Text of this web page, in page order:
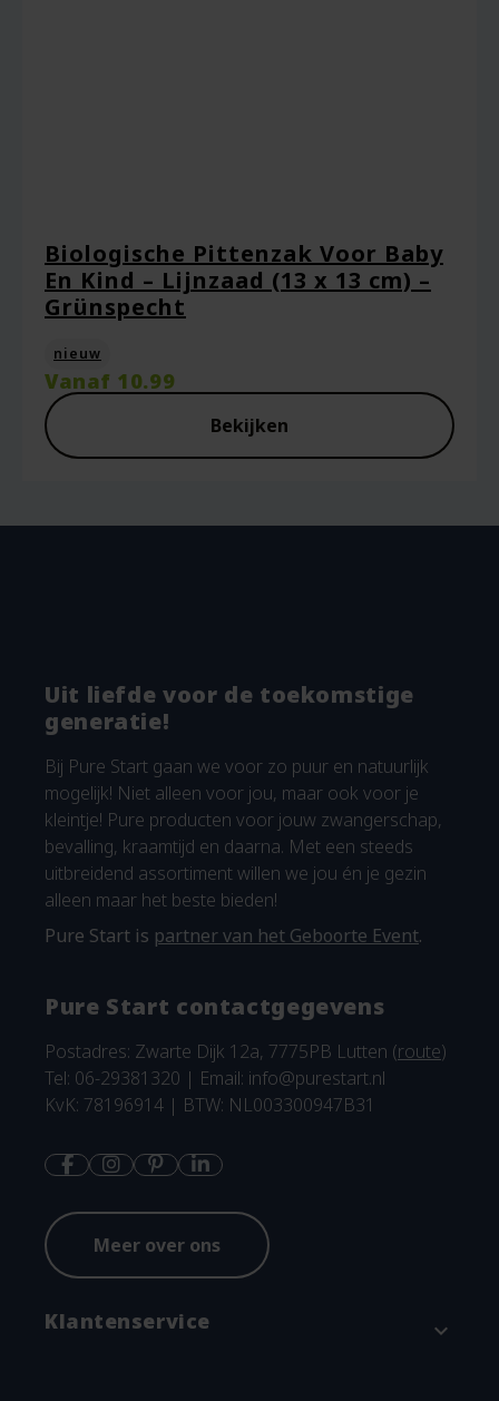
Biologische Pittenzak Voor Baby
En Kind – Lijnzaad (13 x 13 cm) –
Grünspecht
nieuw
Vanaf 10.99
Bekijken
Uit liefde voor de toekomstige
generatie!
Bij Pure Start gaan we voor zo puur en natuurlijk
mogelijk! Niet alleen voor jou, maar ook voor je
kleintje! Pure producten voor jouw zwangerschap,
bevalling, kraamtijd en daarna. Met een steeds
uitbreidend assortiment willen we jou én je gezin
alleen maar het beste bieden!
Pure Start is partner van het Geboorte Event.
Pure Start contactgegevens
Postadres: Zwarte Dijk 12a, 7775PB Lutten (route)
Tel: 06-29381320 | Email: info@purestart.nl
KvK: 78196914 | BTW: NL003300947B31
Meer over ons
Klantenservice expand_more